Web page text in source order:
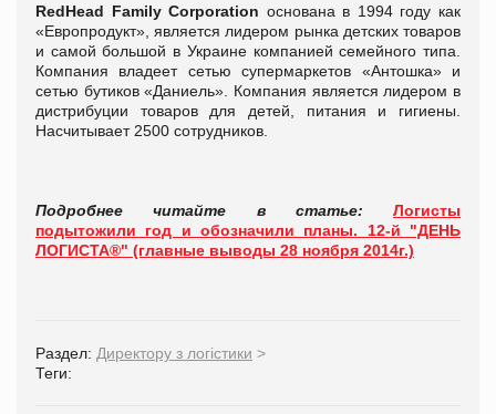
RedHead Family Corporation основана в 1994 году как
«Европродукт», является лидером рынка детских товаров
и самой большой в Украине компанией семейного типа.
Компания владеет сетью супермаркетов «Антошка» и
сетью бутиков «Даниель». Компания является лидером в
дистрибуции товаров для детей, питания и гигиены.
Насчитывает 2500 сотрудников.
Подробнее читайте в статье:
Логисты
подытожили год и обозначили планы. 12-й "ДЕНЬ
ЛОГИСТА®" (главные выводы 28 ноября 2014г.)
Раздел: Директору з логістики >
Теги: